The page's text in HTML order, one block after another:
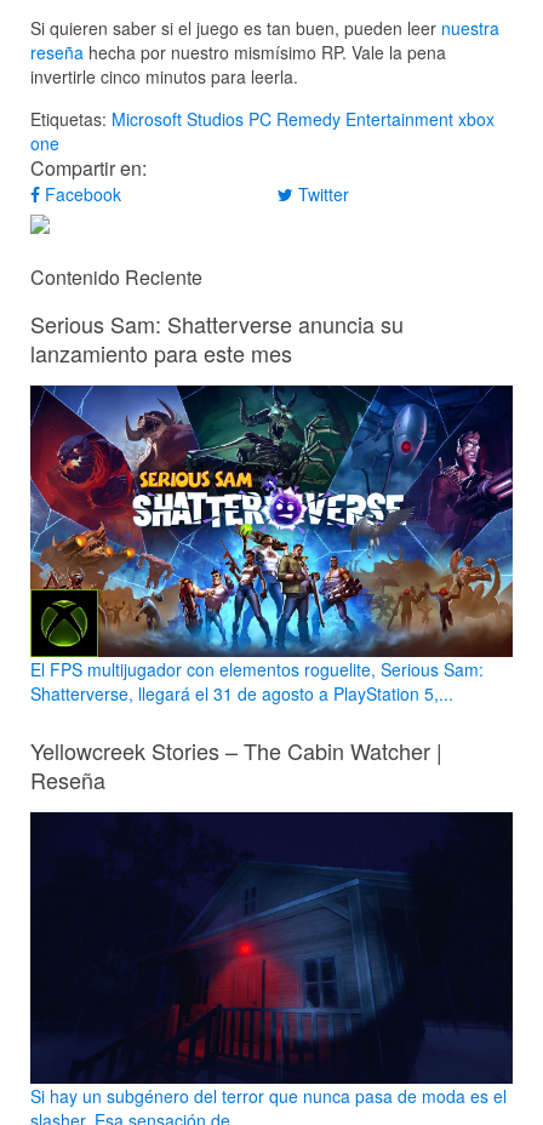
Si quieren saber si el juego es tan buen, pueden leer nuestra
reseña hecha por nuestro mismísimo RP. Vale la pena
invertirle cinco minutos para leerla.
Etiquetas: Microsoft Studios PC Remedy Entertainment xbox
one
Compartir en:
Facebook Twitter
Contenido Reciente
Serious Sam: Shatterverse anuncia su
lanzamiento para este mes
El FPS multijugador con elementos roguelite, Serious Sam:
Shatterverse, llegará el 31 de agosto a PlayStation 5,...
Yellowcreek Stories – The Cabin Watcher |
Reseña
Si hay un subgénero del terror que nunca pasa de moda es el
slasher. Esa sensación de...